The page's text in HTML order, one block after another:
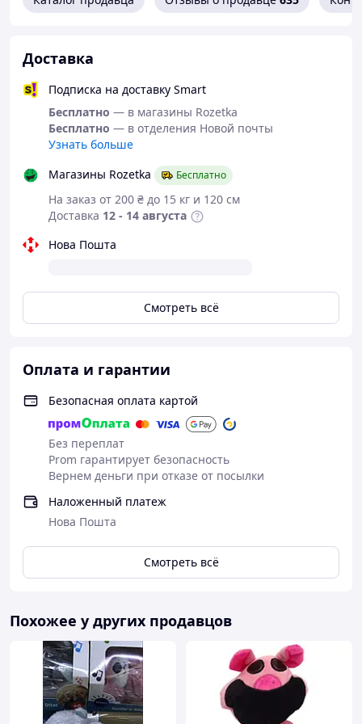
Доставка
Подписка на доставку Smart
Бесплатно — в магазины Rozetka
Бесплатно — в отделения Новой почты
Узнать больше
Магазины Rozetka
Бесплатно
На заказ от 200 ₴ до 15 кг и 120 см
Доставка 12 - 14 августа
Нова Пошта
Смотреть всё
Оплата и гарантии
Безопасная оплата картой
Без переплат
Prom гарантирует безопасность
Вернем деньги при отказе от посылки
Наложенный платеж
Нова Пошта
Смотреть всё
Похожее у других продавцов